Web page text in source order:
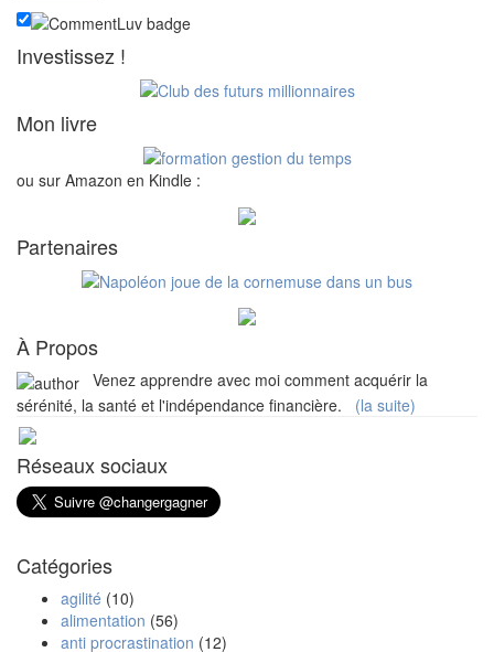
Investissez !
Mon livre
ou sur Amazon en Kindle :
Partenaires
À Propos
Venez apprendre avec moi comment acquérir la
sérénité, la santé et l'indépendance financière. (la suite)
Réseaux sociaux
Catégories
agilité (10)
alimentation (56)
anti procrastination (12)